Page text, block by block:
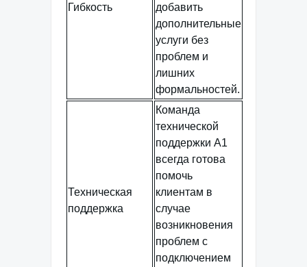
Гибкость
добавить
дополнительные
услуги без
проблем и
лишних
формальностей.
Техническая
поддержка
Команда
технической
поддержки А1
всегда готова
помочь
клиентам в
случае
возникновения
проблем с
подключением